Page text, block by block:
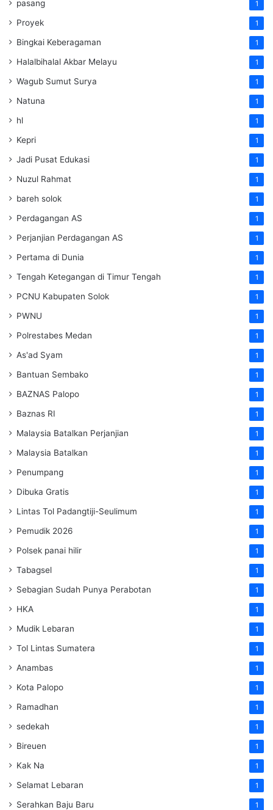
pasang 1
Proyek 1
Bingkai Keberagaman 1
Halalbihalal Akbar Melayu 1
Wagub Sumut Surya 1
Natuna 1
hl 1
Kepri 1
Jadi Pusat Edukasi 1
Nuzul Rahmat 1
bareh solok 1
Perdagangan AS 1
Perjanjian Perdagangan AS 1
Pertama di Dunia 1
Tengah Ketegangan di Timur Tengah 1
PCNU Kabupaten Solok 1
PWNU 1
Polrestabes Medan 1
As'ad Syam 1
Bantuan Sembako 1
BAZNAS Palopo 1
Baznas RI 1
Malaysia Batalkan Perjanjian 1
Malaysia Batalkan 1
Penumpang 1
Dibuka Gratis 1
Lintas Tol Padangtiji-Seulimum 1
Pemudik 2026 1
Polsek panai hilir 1
Tabagsel 1
Sebagian Sudah Punya Perabotan 1
HKA 1
Mudik Lebaran 1
Tol Lintas Sumatera 1
Anambas 1
Kota Palopo 1
Ramadhan 1
sedekah 1
Bireuen 1
Kak Na 1
Selamat Lebaran 1
Serahkan Baju Baru 1